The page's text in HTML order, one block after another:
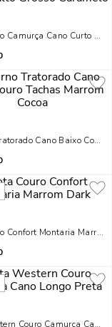
Camurça Cano Curto
Cano Baixo Couro
Confort Montaria Marrom
Couro Camurça Cano